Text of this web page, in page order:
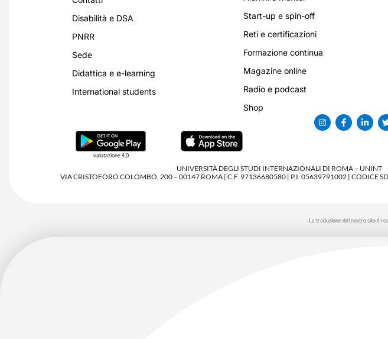
Disabilità e DSA
PNRR
Sede
Didattica e e-learning
International students
Start-up e spin-off
Reti e certificazioni
Formazione continua
Magazine online
Radio e podcast
Shop
valutazione 4,0
UNIVERSITÀ DEGLI STUDI INTERNAZIONALI DI ROMA – UNINT
VIA CRISTOFORO COLOMBO, 200 – 00147 ROMA | C.F. 97136680580 | P.I. 05639791002 | CODICE
La traduzione del nostro sito è